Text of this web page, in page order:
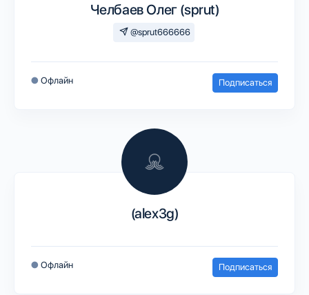
Челбаев Олег (sprut)
@sprut666666
● Офлайн Подписаться
(alex3g)
● Офлайн Подписаться